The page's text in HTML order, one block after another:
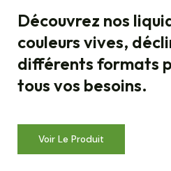
Découvrez nos
couleurs vives,
différents formats
tous vos besoins.
Voir Le Produit